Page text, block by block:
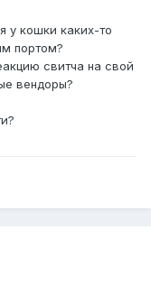
у кошки каких-то
портом?
свитча на свой
вендоры?